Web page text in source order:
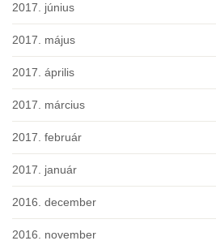
2017. június
2017. május
2017. április
2017. március
2017. február
2017. január
2016. december
2016. november